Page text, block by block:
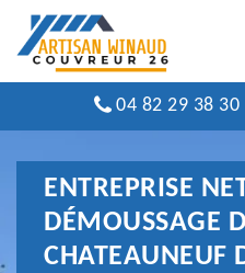
04 82 29 38 30
ENTREPRISE
DÉMOUSSAGE
CHATEAUNEUF